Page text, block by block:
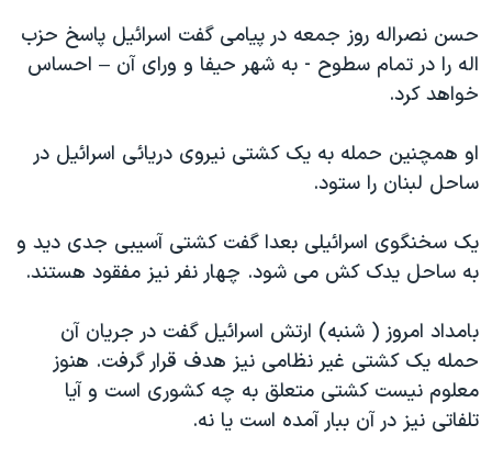
ویژه برنامه‌ها
ویدیوها
فرهنگ و زندگی
حقوق شهروندی
اقتصادی
اسرائیل در جنگ
آرشیو پخش زنده
بایگانی برنامه‌های تلویزیونی
مستندها
انتخابات ریاست جمهوری آمریکا ۲۰۲۴
حمله جمهوری اسلامی به اسرائیل
ورزش زنان در ایران
مجموعه مستندهای دادخواهی
تریبونال مردمی آبان ۹۸
دادگاه حمید نوری
یادگیری زبان انگلیسی
دنبال کنید
زبانهای مختلف
حسن نصراله روز جمعه در پيامی گفت اسرائيل پاسخ حزب
اله را در تمام سطوح - به شهر حيفا و ورای آن – احساس
خواهد کرد.
او همچنين حمله به يک کشتی نيروی دريائی اسرائيل در
ساحل لبنان را ستود.
يک سخنگوی اسرائيلی بعدا گفت کشتی آسيبی جدی ديد و
به ساحل يدک کش می شود. چهار نفر نيز مفقود هستند.
بامداد امروز ( شنبه) ارتش اسرائيل گفت در جريان آن
حمله يک کشتی غير نظامی نيز هدف قرار گرفت. هنوز
معلوم نيست کشتی متعلق به چه کشوری است و آيا
تلفاتی نيز در آن ببار آمده است يا نه.